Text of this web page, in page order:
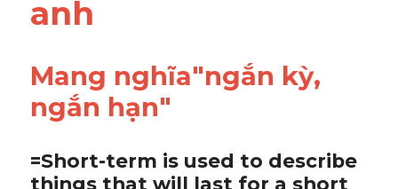
anh
Mang nghĩa"ngắn kỳ,
ngắn hạn"
=Short-term is used to describe
things that will last for a short